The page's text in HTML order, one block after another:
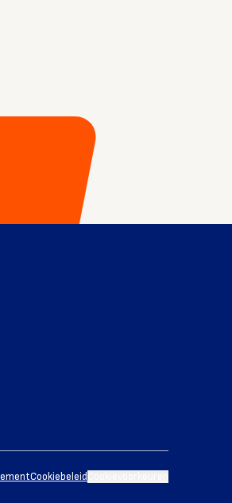
Cookiebeleid